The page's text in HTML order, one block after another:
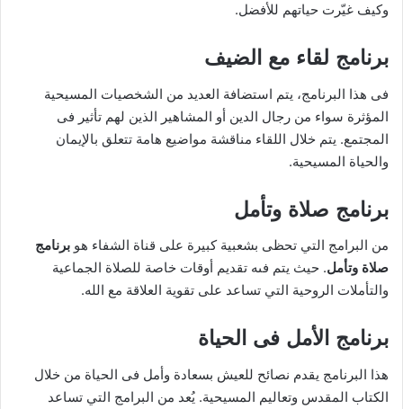
وكيف غيّرت حياتهم للأفضل.
برنامج لقاء مع الضيف
فى هذا البرنامج، يتم استضافة العديد من الشخصيات المسيحية
المؤثرة سواء من رجال الدين أو المشاهير الذين لهم تأثير فى
المجتمع. يتم خلال اللقاء مناقشة مواضيع هامة تتعلق بالإيمان
والحياة المسيحية.
برنامج صلاة وتأمل
من البرامج التي تحظى بشعبية كبيرة على قناة الشفاء هو برنامج
صلاة وتأمل. حيث يتم فىه تقديم أوقات خاصة للصلاة الجماعية
والتأملات الروحية التي تساعد على تقوية العلاقة مع الله.
برنامج الأمل فى الحياة
هذا البرنامج يقدم نصائح للعيش بسعادة وأمل فى الحياة من خلال
الكتاب المقدس وتعاليم المسيحية. يُعد من البرامج التي تساعد